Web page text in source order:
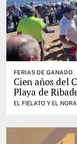
FERIAS DE GANADO
Cien años del
Playa de
EL FIELATO Y EL NORA